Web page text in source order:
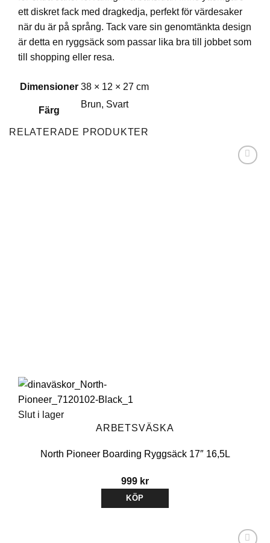
ett diskret fack med dragkedja, perfekt för värdesaker
när du är på språng. Tack vare sin genomtänkta design
är detta en ryggsäck som passar lika bra till jobbet som
till shopping eller resa.
Dimensioner 38 × 12 × 27 cm
Färg
Brun, Svart
RELATERADE PRODUKTER
Slut i lager
ARBETSVÄSKA
North Pioneer Boarding Ryggsäck 17″ 16,5L
999 kr
KÖP